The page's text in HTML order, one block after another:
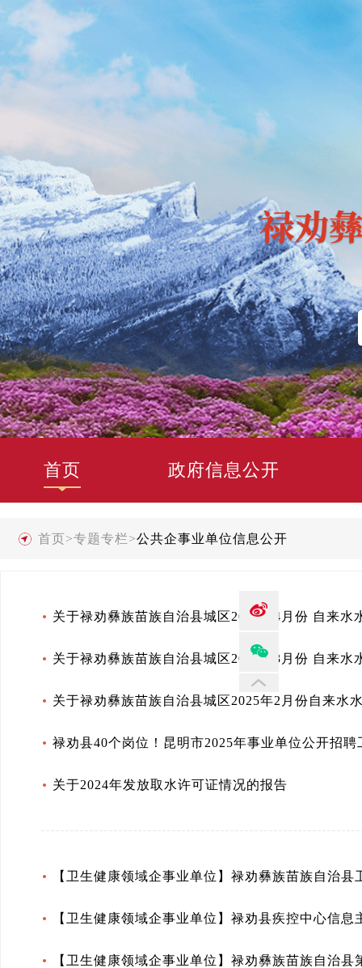
首页 政府信息公开
首页>专题专栏>公共企事业单位信息公开
关于禄劝彝族苗族自治县城区2025年4月份 自来水
关于禄劝彝族苗族自治县城区2025年3月份 自来水
关于禄劝彝族苗族自治县城区2025年2月份自来水
禄劝县40个岗位！昆明市2025年事业单位公开招
关于2024年发放取水许可证情况的报告
【卫生健康领域企事业单位】禄劝彝族苗族自治
【卫生健康领域企事业单位】禄劝县疾控中心信
【卫生健康领域企事业单位】禄劝彝族苗族自治